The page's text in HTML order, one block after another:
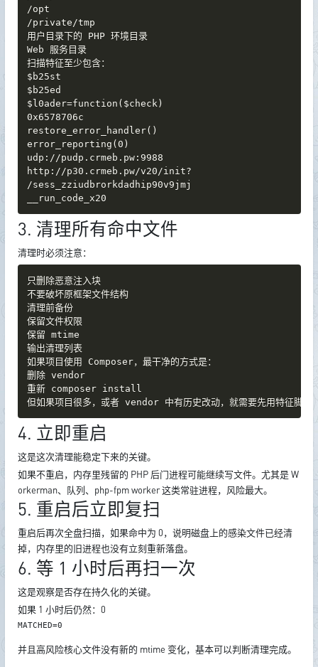
/opt
/private/tmp
用户目录下的 PHP 环境目录
Web 服务目录
扫描特征至少包含：
$b25st
$b25ed
$l0ader=function($check)
0x6578706c
restore_error_handler()
error_reporting(0)
udp://pudp.crmeb.pw:9988
http://p30.crmeb.pw/v20/init?
/sess_zziudbrorkdadhip90v9jmj
__run_code_x20
3. 清理所有命中文件
清理时必须注意：
只删除恶意注入块
不要破坏原框架文件结构
清理前备份
保留文件权限
保留 mtime
输出清理列表
如果项目使用 Composer，最干净的方式是：
删除 vendor
重新 composer install
但如果项目很多，或者 vendor 中有历史改动，就需要先用特征脚本
4. 立即重启
这是这次清理能稳定下来的关键。
如果不重启，内存里残留的 PHP 后门进程可能继续写文件。尤其是 W
orkerman、队列、php-fpm worker 这类常驻进程，风险最大。
5. 重启后立即复扫
重启后再次全盘扫描，如果命中为 0，说明磁盘上的感染文件已经清
掉，内存里的旧进程也没有立刻重新落盘。
6. 等 1 小时后再扫一次
这是观察是否存在持久化的关键。
如果 1 小时后仍然：0
MATCHED=0
并且高风险核心文件没有新的 mtime 变化，基本可以判断清理完成。